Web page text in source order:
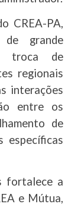
CREA-PA,
grande
troca de
regionais
interações
entre os
de
específicas
fortalece a
e Mútua,